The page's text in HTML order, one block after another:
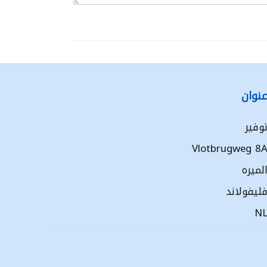
عنوان
توفير
Vlotbrugweg 8A
الميره
فليفولاند
NL